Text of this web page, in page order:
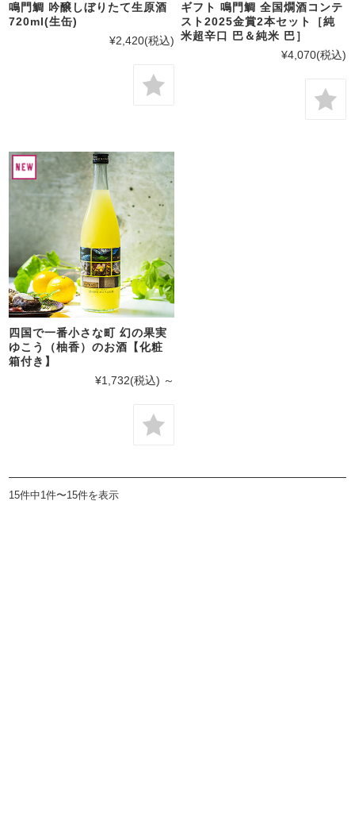
鳴門鯛 吟醸しぼりたて生原酒
720ml(生缶)
¥2,420(税込)
ギフト 鳴門鯛 全国燗酒コンテ
スト2025金賞2本セット［純
米超辛口 巴＆純米 巴］
¥4,070(税込)
四国で一番小さな町 幻の果実
ゆこう（柚香）のお酒【化粧
箱付き】
¥1,732(税込) ～
15件中1件〜15件を表示